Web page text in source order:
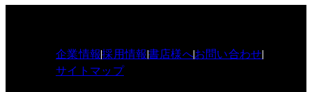
企業情報採用情報書店様へお問い合わせ
サイトマップ